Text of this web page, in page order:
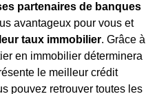
partenaires de banques
avantageux pour vous et
taux immobilier. Grâce à
en immobilier déterminera
le meilleur crédit
pouvez retrouver toutes les